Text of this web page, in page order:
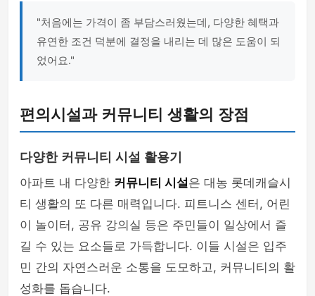
"처음에는 가격이 좀 부담스러웠는데, 다양한 혜택과
유연한 조건 덕분에 결정을 내리는 데 많은 도움이 되
었어요."
편의시설과 커뮤니티 생활의 장점
다양한 커뮤니티 시설 활용기
아파트 내 다양한 커뮤니티 시설은 대농 롯데캐슬시
티 생활의 또 다른 매력입니다. 피트니스 센터, 어린
이 놀이터, 공유 강의실 등은 주민들이 일상에서 즐
길 수 있는 요소들로 가득합니다. 이들 시설은 입주
민 간의 자연스러운 소통을 도모하고, 커뮤니티의 활
성화를 돕습니다.